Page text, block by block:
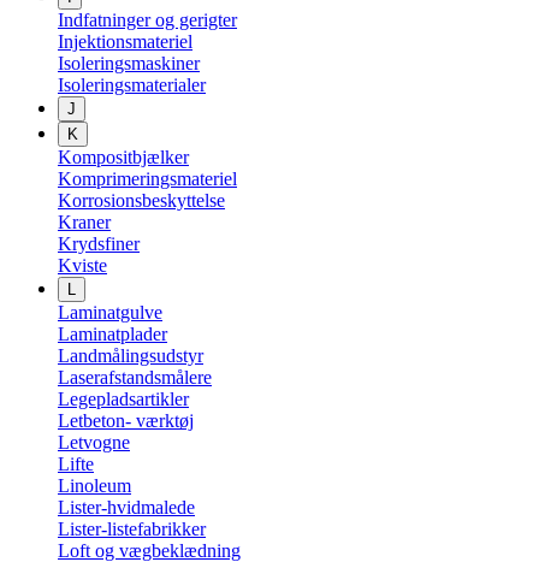
Indfatninger og gerigter
Injektionsmateriel
Isoleringsmaskiner
Isoleringsmaterialer
J
K
Kompositbjælker
Komprimeringsmateriel
Korrosionsbeskyttelse
Kraner
Krydsfiner
Kviste
L
Laminatgulve
Laminatplader
Landmålingsudstyr
Laserafstandsmålere
Legepladsartikler
Letbeton- værktøj
Letvogne
Lifte
Linoleum
Lister-hvidmalede
Lister-listefabrikker
Loft og vægbeklædning